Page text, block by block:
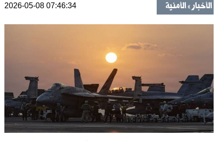
الأخبار الأمنية 2026-05-08 07:46:34